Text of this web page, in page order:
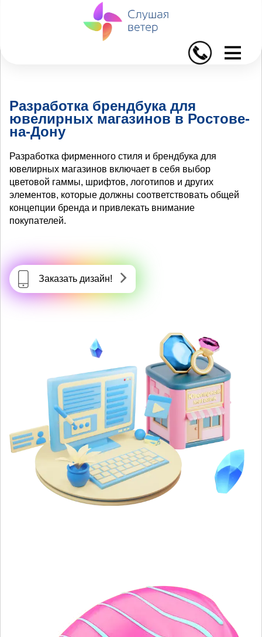
I
Разработка брендбука для
ювелирных магазинов в Ростове-
на-Дону
Разработка фирменного стиля и брендбука для
ювелирных магазинов включает в себя выбор
цветовой гаммы, шрифтов, логотипов и других
элементов, которые должны соответствовать общей
концепции бренда и привлекать внимание
покупателей.
Заказать дизайн!